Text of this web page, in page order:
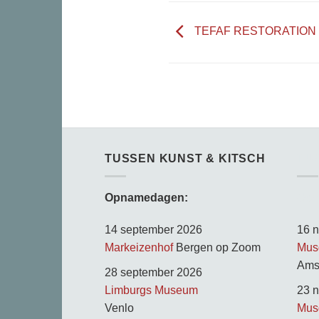
TEFAF RESTORATION
TUSSEN KUNST & KITSCH
Opnamedagen:
14 september 2026
MarkeizenhofBergen op Zoom
28 september 2026
Limburgs Museum
Venlo
16
23